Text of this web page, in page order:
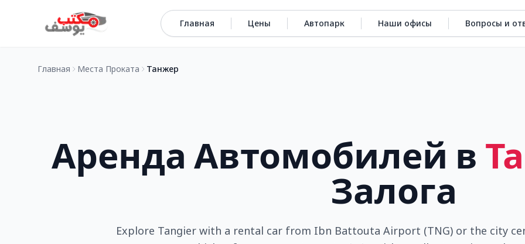
Главная Цены Автопарк Наши офисы Вопросы и
Главная Места Проката Танжер
Аренда Автомобилей в
Залога
Explore Tangier with a rental car from Ibn Battouta Airport (TNG) or the city